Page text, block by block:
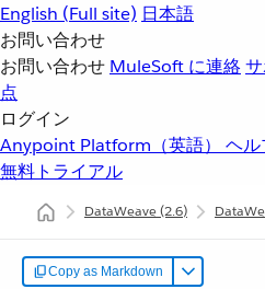
English (Full site) 日本語
お問い合わせ
お問い合わせ MuleSoft に連絡
点
ログイン
Anypoint Platform（英語） ヘル
無料トライアル
DataWeave(2.6)
Copy as Markdown